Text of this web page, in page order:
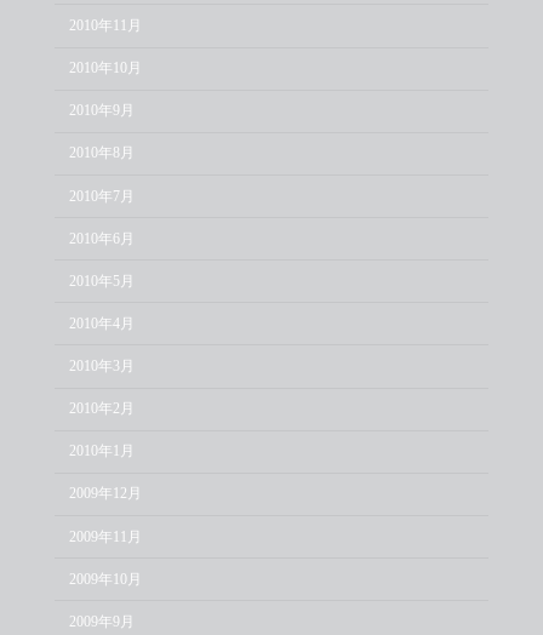
2010年11月
2010年10月
2010年9月
2010年8月
2010年7月
2010年6月
2010年5月
2010年4月
2010年3月
2010年2月
2010年1月
2009年12月
2009年11月
2009年10月
2009年9月